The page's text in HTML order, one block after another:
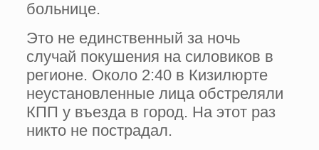
больнице.
Это не единственный за ночь
случай покушения на силовиков в
регионе. Около 2:40 в Кизилюрте
неустановленные лица обстреляли
КПП у въезда в город. На этот раз
никто не пострадал.